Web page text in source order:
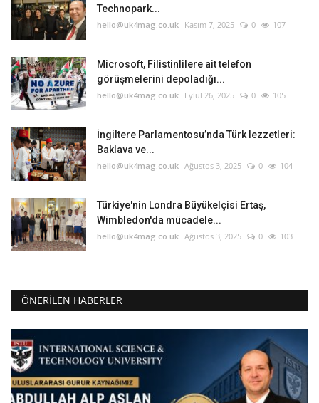
Technopark...
hello@uk4mag.co.uk Kasım 7, 2025 0 107
Microsoft, Filistinlilere ait telefon
görüşmelerini depoladığı...
hello@uk4mag.co.uk Eylül 26, 2025 0 105
İngiltere Parlamentosu’nda Türk lezzetleri:
Baklava ve...
hello@uk4mag.co.uk Ağustos 3, 2025 0 104
Türkiye'nin Londra Büyükelçisi Ertaş,
Wimbledon'da mücadele...
hello@uk4mag.co.uk Ağustos 3, 2025 0 103
ÖNERILEN HABERLER